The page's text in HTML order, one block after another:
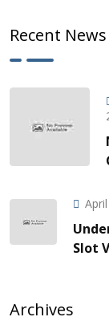
Recent News
Slot
Archives